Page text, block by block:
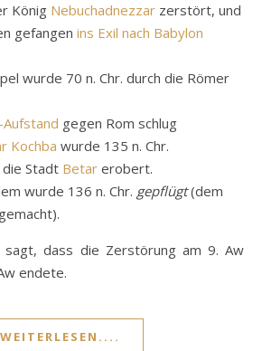
König Nebuchadnezzar zerstört, und
gefangen ins Exil nach Babylon
wurde 70 n. Chr. durch die Römer
gegen Rom schlug
Kochba wurde 135 n. Chr.
Stadt Betar erobert.
wurde 136 n. Chr. gepflügt(dem
sagt, dass die Zerstörung am 9. Aw
endete.
WEITERLESEN....